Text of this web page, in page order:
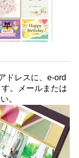
ドレスに、e-ord
。メールまたは
。